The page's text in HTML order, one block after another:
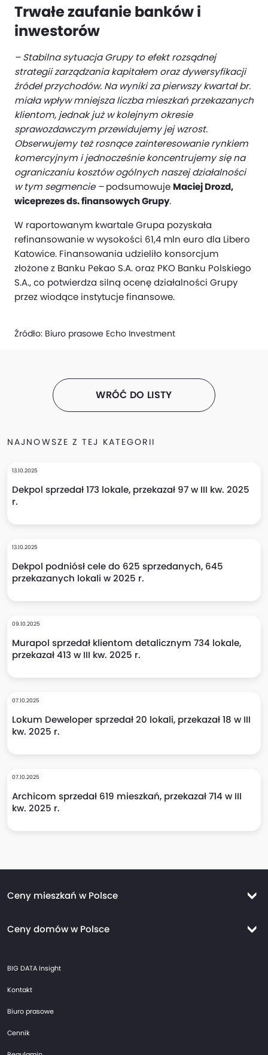
Trwałe zaufanie banków i
inwestorów
– Stabilna sytuacja Grupy to efekt rozsądnej
strategii zarządzania kapitałem oraz dywersyfikacji
źródeł przychodów. Na wyniki za pierwszy kwartał br.
miała wpływ mniejsza liczba mieszkań przekazanych
klientom, jednak już w kolejnym okresie
sprawozdawczym przewidujemy jej wzrost.
Obserwujemy też rosnące zainteresowanie rynkiem
komercyjnym i jednocześnie koncentrujemy się na
ograniczaniu kosztów ogólnych naszej działalności
w tym segmencie –podsumowuje Maciej Drozd,
wiceprezes ds. finansowych Grupy.
W raportowanym kwartale Grupa pozyskała
refinansowanie w wysokości 61,4 mln euro dla Libero
Katowice. Finansowania udzieliło konsorcjum
złożone z Banku Pekao S.A. oraz PKO Banku Polskiego
S.A., co potwierdza silną ocenę działalności Grupy
przez wiodące instytucje finansowe.
Źródło: Biuro prasowe Echo Investment
WRÓĆ DO LISTY
NAJNOWSZE Z TEJ KATEGORII
13.10.2025
Dekpol sprzedał 173 lokale, przekazał 97 w III kw. 2025
r.
13.10.2025
Dekpol podniósł cele do 625 sprzedanych, 645
przekazanych lokali w 2025 r.
09.10.2025
Murapol sprzedał klientom detalicznym 734 lokale,
przekazał 413 w III kw. 2025 r.
07.10.2025
Lokum Deweloper sprzedał 20 lokali, przekazał 18 w III
kw. 2025 r.
07.10.2025
Archicom sprzedał 619 mieszkań, przekazał 714 w III
kw. 2025 r.
Ceny mieszkań w Polsce
Ceny mieszkań Kraków
Ceny domów w Polsce
Ceny domów Kraków
Ceny domów Wrocław
Ceny domów Trójmiasto
Ceny domów Gdańsk
BIG DATA Insight
Kontakt
Biuro prasowe
Cennik